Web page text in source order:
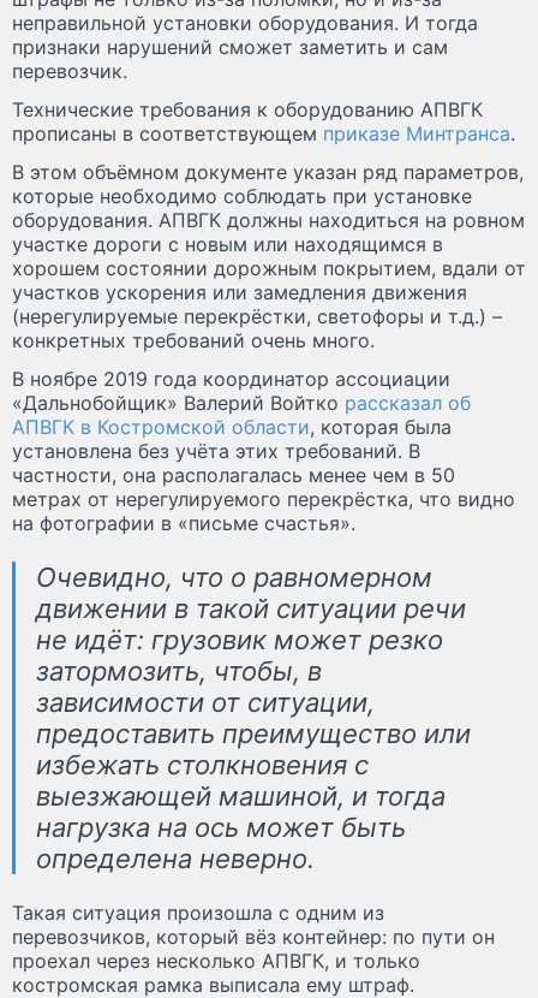
неправильной установки оборудования. И тогда
признаки нарушений сможет заметить и сам
перевозчик.
Технические требования к оборудованию АПВГК
прописаны в соответствующем приказе Минтранса.
В этом объёмном документе указан ряд параметров,
которые необходимо соблюдать при установке
оборудования. АПВГК должны находиться на ровном
участке дороги с новым или находящимся в
хорошем состоянии дорожным покрытием, вдали от
участков ускорения или замедления движения
(нерегулируемые перекрёстки, светофоры и т.д.) –
конкретных требований очень много.
В ноябре 2019 года координатор ассоциации
«Дальнобойщик» Валерий Войтко рассказал об
АПВГК в Костромской области, которая была
установлена без учёта этих требований. В
частности, она располагалась менее чем в 50
метрах от нерегулируемого перекрёстка, что видно
на фотографии в «письме счастья».
Очевидно, что о равномерном
движении в такой ситуации речи
не идёт: грузовик может резко
затормозить, чтобы, в
зависимости от ситуации,
предоставить преимущество или
избежать столкновения с
выезжающей машиной, и тогда
нагрузка на ось может быть
определена неверно.
Такая ситуация произошла с одним из
перевозчиков, который вёз контейнер: по пути он
проехал через несколько АПВГК, и только
костромская рамка выписала ему штраф.